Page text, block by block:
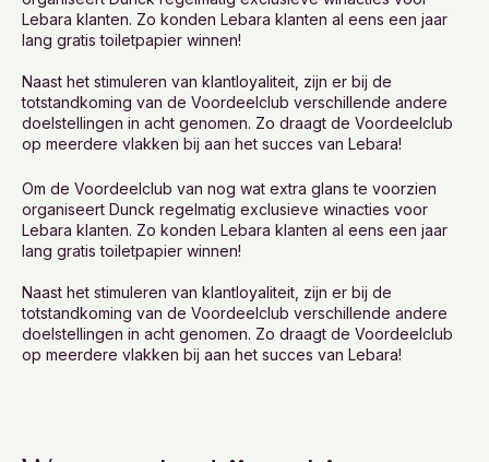
Lebara klanten. Zo konden Lebara klanten al eens een jaar
lang gratis toiletpapier winnen!
Naast het stimuleren van klantloyaliteit, zijn er bij de
totstandkoming van de Voordeelclub verschillende andere
doelstellingen in acht genomen. Zo draagt de Voordeelclub
op meerdere vlakken bij aan het succes van Lebara!
Om de Voordeelclub van nog wat extra glans te voorzien
organiseert Dunck regelmatig exclusieve winacties voor
Lebara klanten. Zo konden Lebara klanten al eens een jaar
lang gratis toiletpapier winnen!
Naast het stimuleren van klantloyaliteit, zijn er bij de
totstandkoming van de Voordeelclub verschillende andere
doelstellingen in acht genomen. Zo draagt de Voordeelclub
op meerdere vlakken bij aan het succes van Lebara!